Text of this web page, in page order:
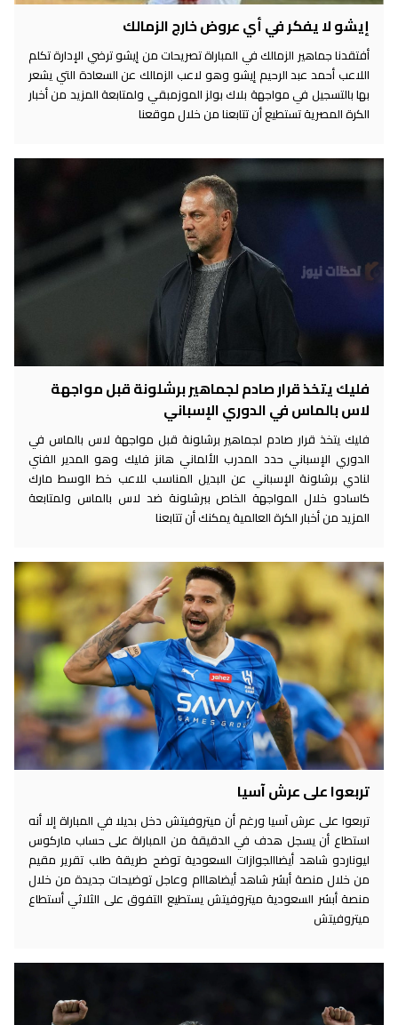
إيشو لا يفكر في أي عروض خارج الزمالك
أفتقدنا جماهير الزمالك في المباراة تصريحات من إيشو ترضي الإدارة تكلم
اللاعب أحمد عبد الرحيم إيشو وهو لاعب الزمالك عن السعادة التي يشعر
بها بالتسجيل في مواجهة بلاك بولز الموزمبقي ولمتابعة المزيد من أخبار
الكرة المصرية تستطيع أن تتابعنا من خلال موقعنا
فليك يتخذ قرار صادم لجماهير برشلونة قبل مواجهة
لاس بالماس في الدوري الإسباني
فليك يتخذ قرار صادم لجماهير برشلونة قبل مواجهة لاس بالماس في
الدوري الإسباني حدد المدرب الألماني هانز فليك وهو المدير الفني
لنادي برشلونة الإسباني عن البديل المناسب للاعب خط الوسط مارك
كاسادو خلال المواجهة الخاص ببرشلونة ضد لاس بالماس ولمتابعة
المزيد من أخبار الكرة العالمية يمكنك أن تتابعنا
تربعوا على عرش آسيا
تربعوا على عرش آسيا ورغم أن ميتروفيتش دخل بديلا في المباراة إلا أنه
استطاع أن يسجل هدف في الدقيقة من المباراة على حساب ماركوس
ليوناردو شاهد أيضاالجوازات السعودية توضح طريقة طلب تقرير مقيم
من خلال منصة أبشر شاهد أيضاهااام وعاجل توضيحات جديدة من خلال
منصة أبشر السعودية ميتروفيتش يستطيع التفوق على الثلاثي أستطاع
ميتروفيتش